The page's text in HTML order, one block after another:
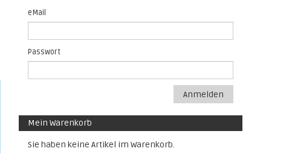
eMail
Passwort
Anmelden
Mein Warenkorb
Sie haben keine Artikel im Warenkorb.